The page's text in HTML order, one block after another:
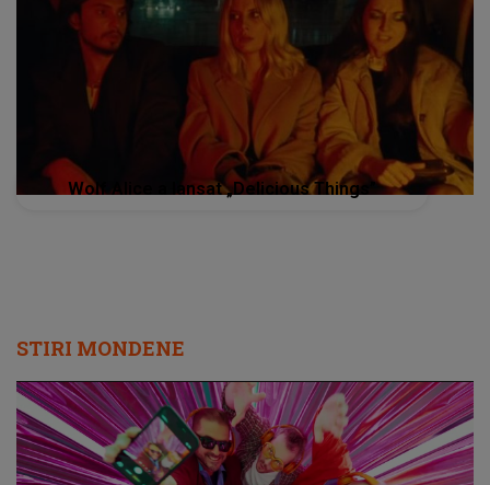
Wolf Alice a lansat „Delicious Things”
STIRI MONDENE